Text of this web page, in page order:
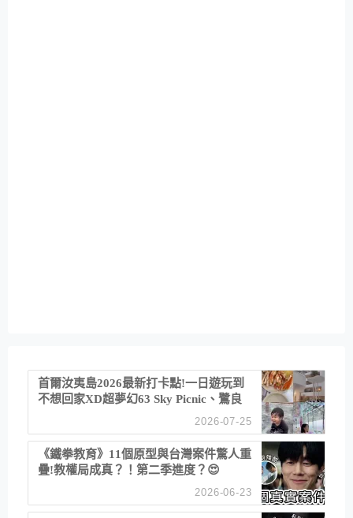
首爾汝夷島2026最新打卡點!一日遊玩到
不想回家XD超夢幻63 Sky Picnic、鷺良
津帝王蟹大餐、《淚之女王》拍攝地、漢
江公園免費玩水
2026-07-25
《鐵拳教育》11個原型與台灣案件驚人重
疊!教權局成真？！第二季進度？😍
2026-06-23